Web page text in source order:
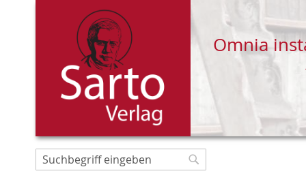
Direkt
zum
Omnia
Suche